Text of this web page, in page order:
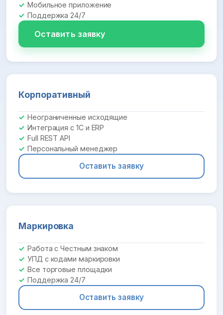
Мобильное приложение
Поддержка 24/7
Оставить заявку
Корпоративный
Неограниченные исходящие
Интеграция с 1С и ERP
Full REST API
Персональный менеджер
Оставить заявку
Маркировка
Работа с Честным знаком
УПД с кодами маркировки
Все торговые площадки
Поддержка 24/7
Оставить заявку